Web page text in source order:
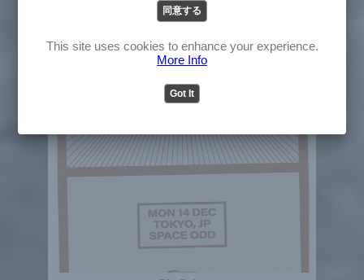
English
Japanese
同意する
This site uses cookies to enhance your experience.
More Info
Got It